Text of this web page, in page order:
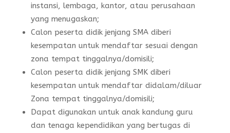
instansi, lembaga, kantor, atau perusahaan
yang menugaskan;
Calon peserta didik jenjang SMA diberi
kesempatan untuk mendaftar sesuai dengan
zona tempat tinggalnya/domisili;
Calon peserta didik jenjang SMK diberi
kesempatan untuk mendaftar didalam/diluar
Zona tempat tinggalnya/domisili;
Dapat digunakan untuk anak kandung guru
dan tenaga kependidikan yang bertugas di